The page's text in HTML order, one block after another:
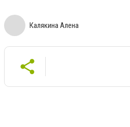
Калякина Алена